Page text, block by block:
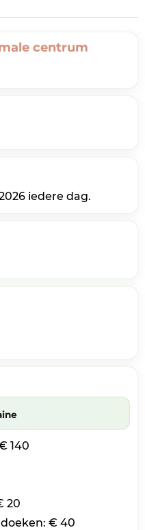
centrum
iedere dag.
140
20
€ 40